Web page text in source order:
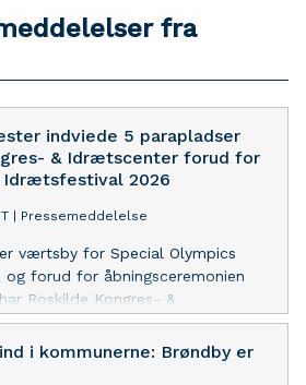
fra
indviede 5 parapladser
& Idrætscenter forud for
Idrætsfestival 2026
Pressemeddelelse
værtsby for Special Olympics
forud for åbningsceremonien
Roskilde Kongres- &
fem parapladser på centerets
Parapladserne
og bidrager samtidig
i kommunerne: Brøndby er